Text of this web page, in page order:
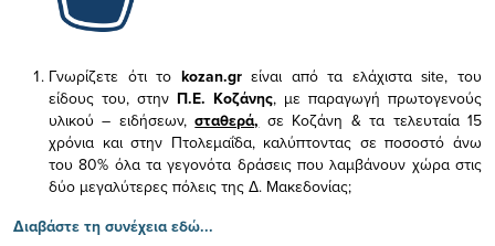
Γνωρίζετε ότι το kozan.gr είναι από τα ελάχισταsite, του
είδους του, στην Π.Ε. Κοζάνης, με παραγωγή πρωτογενούς
υλικού – ειδήσεων,σταθερά, σε Κοζάνη & τα τελευταία 15
χρόνια και στην Πτολεμαΐδα, καλύπτοντας σε ποσοστό άνω
του 80% όλα τα γεγονότα δράσεις που λαμβάνουν χώρα στις
δύο μεγαλύτερες πόλεις της Δ. Μακεδονίας;
Διαβάστε τη συνέχεια εδώ...